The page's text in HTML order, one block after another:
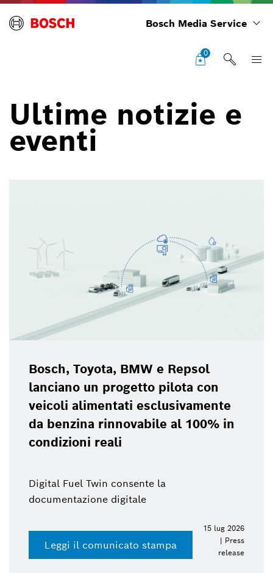
Bosch Media Service
0
Ultime notizie e
eventi
Bosch, Toyota, BMW e Repsol
lanciano un progetto pilota con
veicoli alimentati esclusivamente
da benzina rinnovabile al 100% in
condizioni reali
Digital Fuel Twin consente la
documentazione digitale
Leggi il comunicato stampa
15 lug 2026
| Press
release